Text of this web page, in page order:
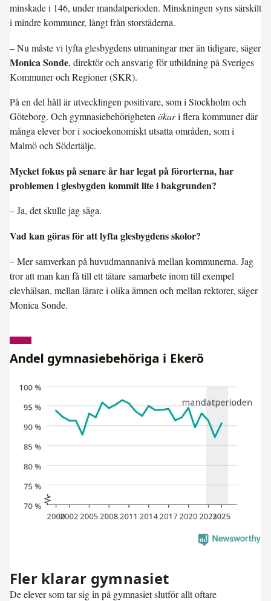
minskade i 146, under mandatperioden. Minskningen syns särskilt
i mindre kommuner, långt från storstäderna.
– Nu måste vi lyfta glesbygdens utmaningar mer än tidigare, säger
Monica Sonde, direktör och ansvarig för utbildning på Sveriges
Kommuner och Regioner (SKR).
På en del håll är utvecklingen positivare, som i Stockholm och
Göteborg. Och gymnasiebehörigheten ökari flera kommuner där
många elever bor i socioekonomiskt utsatta områden, som i
Malmö och Södertälje.
Mycket fokus på senare år har legat på förorterna, har
problemen i glesbygden kommit lite i bakgrunden?
– Ja, det skulle jag säga.
Vad kan göras för att lyfta glesbygdens skolor?
– Mer samverkan på huvudmannanivå mellan kommunerna. Jag
tror att man kan få till ett tätare samarbete inom till exempel
elevhälsan, mellan lärare i olika ämnen och mellan rektorer, säger
Monica Sonde.
Fler klarar gymnasiet
De elever som tar sig in på gymnasiet slutför allt oftare